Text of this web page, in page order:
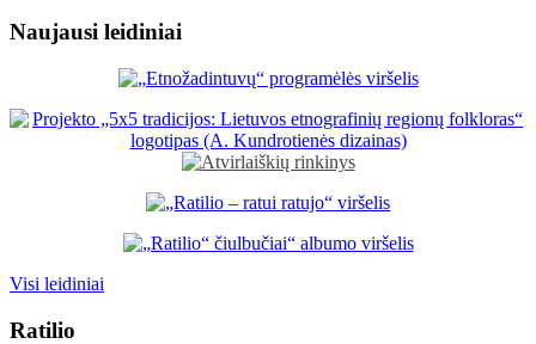
Naujausi leidiniai
Visi leidiniai
Ratilio